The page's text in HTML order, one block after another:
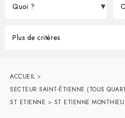
ACCUEIL>
SECTEUR SAINT-ÉTIENNE (TOUS
ST ETIENNE > ST ETIENNE MONTHIEU